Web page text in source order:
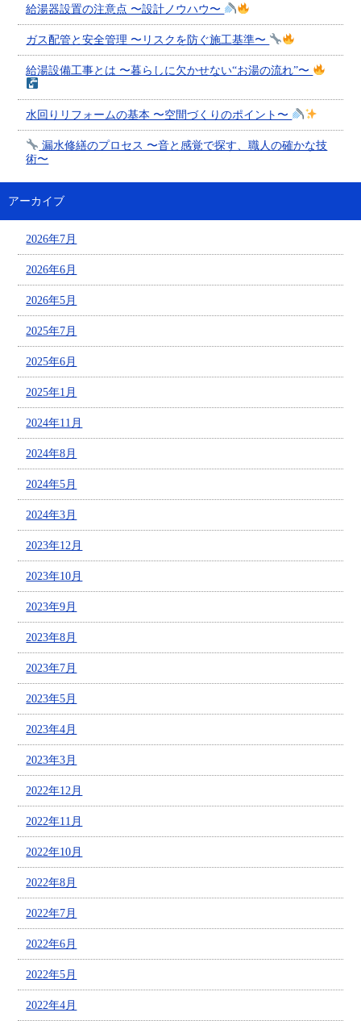
給湯器設置の注意点 〜設計ノウハウ〜
ガス配管と安全管理 〜リスクを防ぐ施工基準〜
給湯設備工事とは 〜暮らしに欠かせない“お湯の流れ”〜
水回りリフォームの基本 〜空間づくりのポイント〜
漏水修繕のプロセス 〜音と感覚で探す、職人の確かな技
術〜
アーカイブ
2026年7月
2026年6月
2026年5月
2025年7月
2025年6月
2025年1月
2024年11月
2024年8月
2024年5月
2024年3月
2023年12月
2023年10月
2023年9月
2023年8月
2023年7月
2023年5月
2023年4月
2023年3月
2022年12月
2022年11月
2022年10月
2022年8月
2022年7月
2022年6月
2022年5月
2022年4月